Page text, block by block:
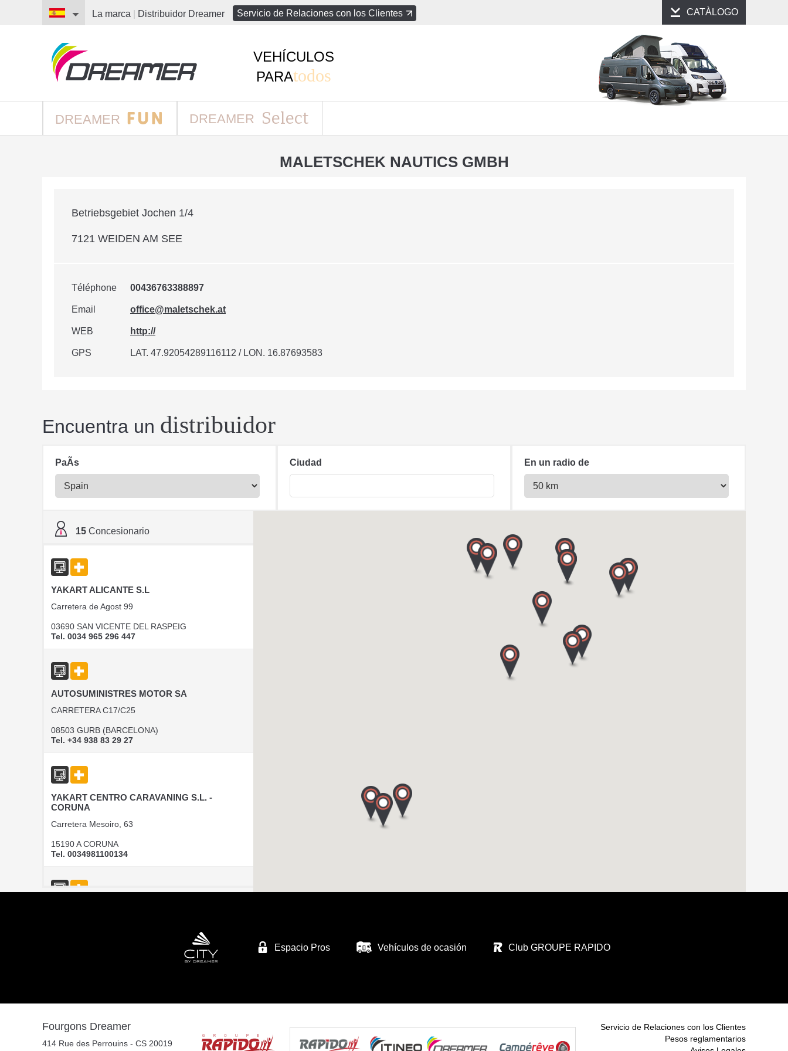
CATÀLOGO
La marca Distribuidor Dreamer Servicio de Relaciones con los Clientes
VEHÍCULOS
PARAtodos
DREAMER DREAMER Select
MALETSCHEK NAUTICS GMBH
Betriebsgebiet Jochen 1/4
7121 WEIDEN AM SEE
Téléphone 00436763388897
Email office@maletschek.at
WEB http://
GPS LAT. 47.92054289116112 / LON. 16.87693583
Encuentra un distribuidor
PaÃ­s Ciudad En un radio de
15 Concesionario
YAKART ALICANTE S.L
Carretera de Agost 99
03690 SAN VICENTE DEL RASPEIG
Tel. 0034 965 296 447
AUTOSUMINISTRES MOTOR SA
CARRETERA C17/C25
08503 GURB (BARCELONA)
Tel. +34 938 83 29 27
YAKART CENTRO CARAVANING S.L. -
CORUNA
Carretera Mesoiro, 63
15190 A CORUNA
Tel. 0034981100134
AVDA LETXUMBORRO N°79, 7
Espacio Pros Vehículos de ocasión Club GROUPE RAPIDO
Fourgons Dreamer
414 Rue des Perrouins - CS 20019
Servicio de Relaciones con los Clientes
Pesos reglamentarios